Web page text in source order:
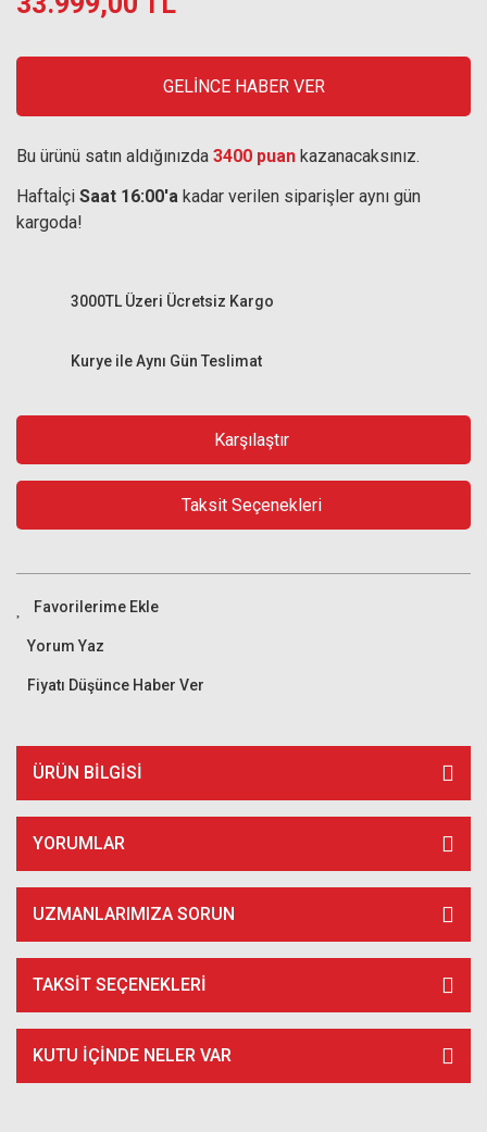
GELİNCE HABER VER
Bu ürünü satın aldığınızda 3400 puan kazanacaksınız.
Haftaİçi Saat 16:00'a kadar verilen siparişler aynı gün
kargoda!
Kurye ile Aynı Gün Teslimat
3000TL Üzeri Ücretsiz Kargo
Karşılaştır
Taksit Seçenekleri
Yorum Yaz
Fiyatı Düşünce Haber Ver
ÜRÜN BILGISI
YORUMLAR
UZMANLARIMIZA SORUN
TAKSIT SEÇENEKLERI
KUTU İÇİNDE NELER VAR